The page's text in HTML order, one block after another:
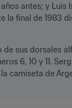
antes; y
final de 1983
sus dorsales
6, 10 y 11.
camiseta de